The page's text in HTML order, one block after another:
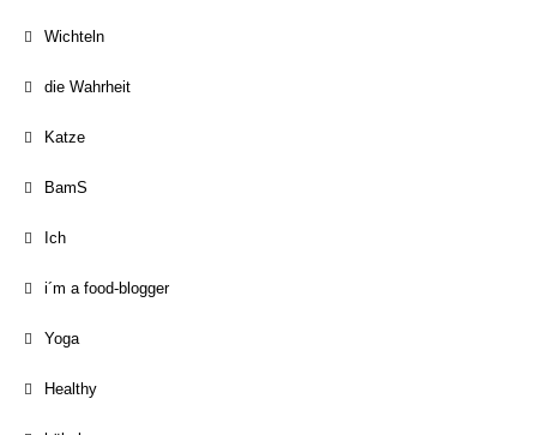
Wichteln
die Wahrheit
Katze
BamS
Ich
i´m a food-blogger
Yoga
Healthy